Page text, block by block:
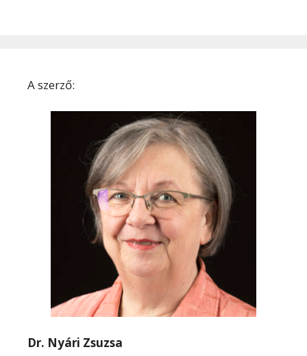
A szerző:
Dr. Nyári Zsuzsa